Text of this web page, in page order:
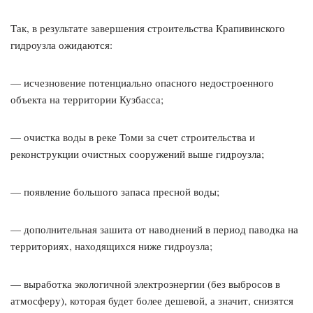
Так, в результате завершения строительства Крапивинского
гидроузла ожидаются:
— исчезновение потенциально опасного недостроенного
объекта на территории Кузбасса;
— очистка воды в реке Томи за счет строительства и
реконструкции очистных сооружений выше гидроузла;
— появление большого запаса пресной воды;
— дополнительная зашита от наводнений в период паводка на
территориях, находящихся ниже гидроузла;
— выработка экологичной электроэнергии (без выбросов в
атмосферу), которая будет более дешевой, а значит, снизятся